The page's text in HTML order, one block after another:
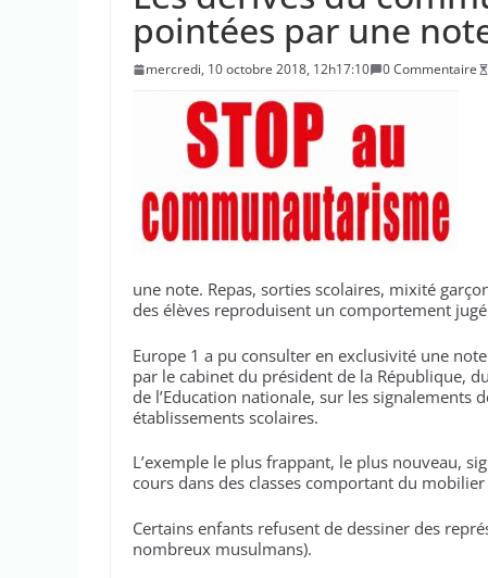
pointées par une
mercredi, 10 octobre 2018, 12h17:10 0 Commentaire
une note. Repas, sorties scolaires, mixité
des élèves reproduisent un comportement
Europe 1 a pu consulter en exclusivité une
par le cabinet du président de la République,
de l’Education nationale, sur les
établissements scolaires.
L’exemple le plus frappant, le plus nouveau,
cours dans des classes comportant du
Certains enfants refusent de dessiner des
nombreux musulmans).